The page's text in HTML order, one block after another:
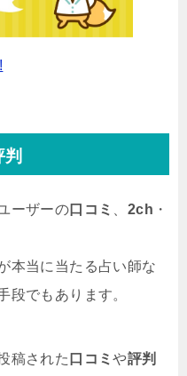
ーザーの口コミ 2ch ・
本当に当たる占い師な
段でもあります。
稿された 口コミや評判